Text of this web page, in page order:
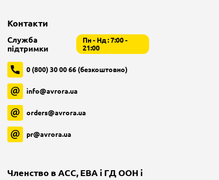
Контакти
Служба
підтримки
Пн - Нд : 7:00 -
21:00
0 (800) 30 00 66 (безкоштовно)
info@avrora.ua
orders@avrora.ua
pr@avrora.ua
Членство в ACC, EBA і ГД ООН і